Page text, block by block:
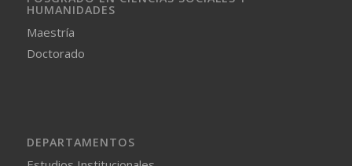
HUMANIDADES
Maestría
Doctorado
DEPARTAMENTOS